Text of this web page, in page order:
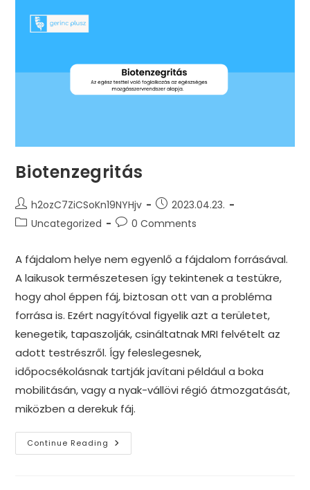
Biotenzegritás
Post
author:
h2ozC7ZiCSoKn19NYHjv
Post
published:
2023.04.23.
PostUncategorized
Post0 Comments
A fájdalom helye nem egyenlő a fájdalom forrásával.
A laikusok természetesen így tekintenek a testükre,
hogy ahol éppen fáj, biztosan ott van a probléma
forrása is. Ezért nagyítóval figyelik azt a területet,
kenegetik, tapaszolják, csináltatnak MRI felvételt az
adott testrészről. Így feleslegesnek,
időpocsékolásnak tartják javítani például a boka
mobilitásán, vagy a nyak-vállövi régió átmozgatását,
miközben a derekuk fáj.
Continue Reading Biotenzegritás